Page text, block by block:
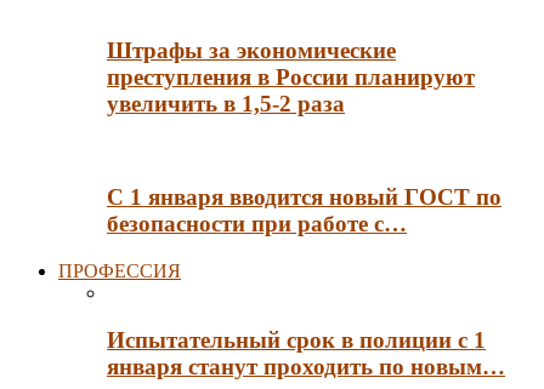
Штрафы за экономические
преступления в России планируют
увеличить в 1,5-2 раза
С 1 января вводится новый ГОСТ по
безопасности при работе с…
ПРОФЕССИЯ
Испытательный срок в полиции с 1
января станут проходить по новым…